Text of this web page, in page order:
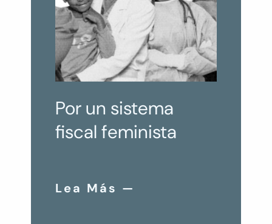
Por un sistema
fiscal feminista
Lea Más —